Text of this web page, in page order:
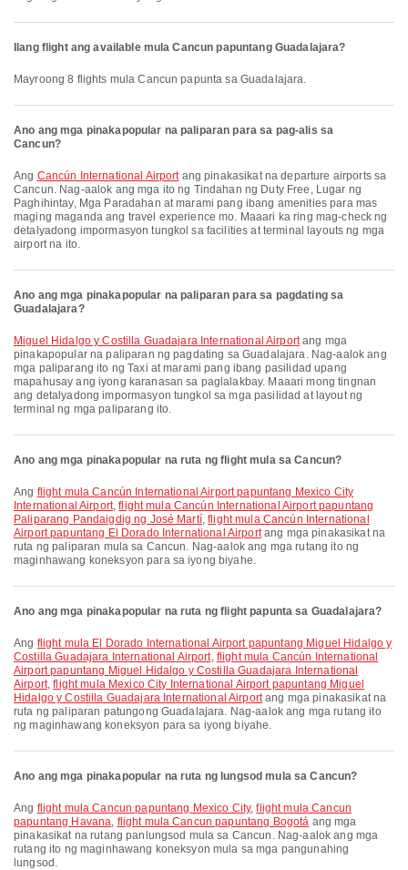
Ilang flight ang available mula Cancun papuntang Guadalajara?
Mayroong 8 flights mula Cancun papunta sa Guadalajara.
Ano ang mga pinakapopular na paliparan para sa pag-alis sa
Cancun?
Ang Cancún International Airportang pinakasikat na departure airports sa
Cancun. Nag-aalok ang mga ito ng Tindahan ng Duty Free, Lugar ng
Paghihintay, Mga Paradahan at marami pang ibang amenities para mas
maging maganda ang travel experience mo. Maaari ka ring mag-check ng
detalyadong impormasyon tungkol sa facilities at terminal layouts ng mga
airport na ito.
Ano ang mga pinakapopular na paliparan para sa pagdating sa
Guadalajara?
Miguel Hidalgo y Costilla Guadajara International Airportang mga
pinakapopular na paliparan ng pagdating sa Guadalajara. Nag-aalok ang
mga paliparang ito ng Taxi at marami pang ibang pasilidad upang
mapahusay ang iyong karanasan sa paglalakbay. Maaari mong tingnan
ang detalyadong impormasyon tungkol sa mga pasilidad at layout ng
terminal ng mga paliparang ito.
Ano ang mga pinakapopular na ruta ng flight mula sa Cancun?
Ang flight mula Cancún International Airport papuntang Mexico City
International Airport,flight mula Cancún International Airport papuntang
Paliparang Pandaigdig ng José Martí,flight mula Cancún International
Airport papuntang El Dorado International Airportang mga pinakasikat na
ruta ng paliparan mula sa Cancun. Nag-aalok ang mga rutang ito ng
maginhawang koneksyon para sa iyong biyahe.
Ano ang mga pinakapopular na ruta ng flight papunta sa Guadalajara?
Ang flight mula El Dorado International Airport papuntang Miguel Hidalgo y
Costilla Guadajara International Airport, flight mula Cancún International
Airport papuntang Miguel Hidalgo y Costilla Guadajara International
Airport,flight mula Mexico City International Airport papuntang Miguel
Hidalgo y Costilla Guadajara International Airportang mga pinakasikat na
ruta ng paliparan patungong Guadalajara. Nag-aalok ang mga rutang ito
ng maginhawang koneksyon para sa iyong biyahe.
Ano ang mga pinakapopular na ruta ng lungsod mula sa Cancun?
Ang flight mula Cancun papuntang Mexico City,flight mula Cancun
papuntang Havana, flight mula Cancun papuntang Bogotá ang mga
pinakasikat na rutang panlungsod mula sa Cancun. Nag-aalok ang mga
rutang ito ng maginhawang koneksyon mula sa mga pangunahing
lungsod.